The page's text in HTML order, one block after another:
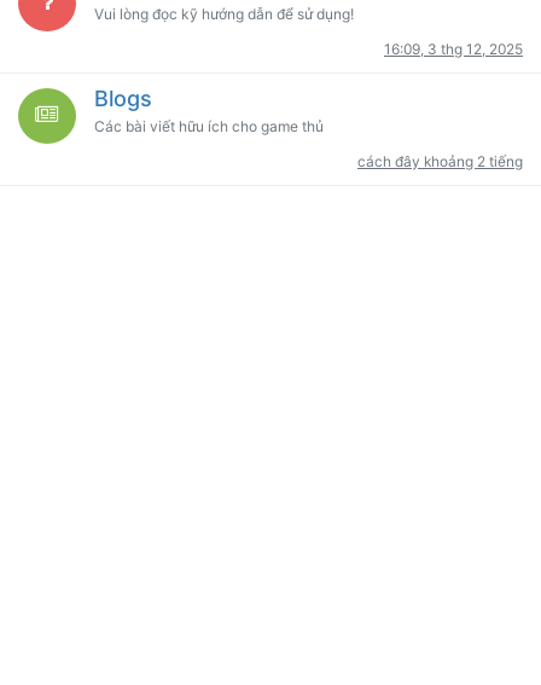
Vui lòng đọc kỹ hướng dẫn để sử dụng!
16:09, 3 thg 12, 2025
Blogs
Các bài viết hữu ích cho game thủ
cách đây khoảng 2 tiếng